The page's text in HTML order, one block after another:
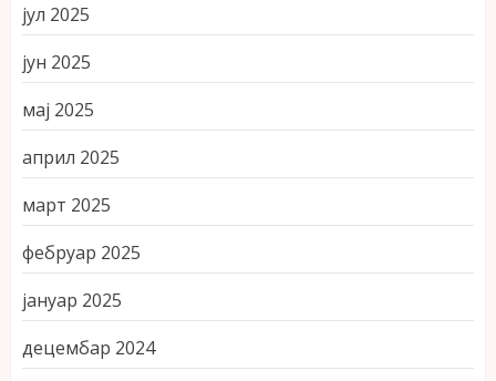
јул 2025
јун 2025
мај 2025
април 2025
март 2025
фебруар 2025
јануар 2025
децембар 2024